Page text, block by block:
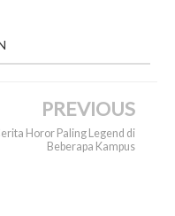
PREVIOUS
Horor Paling Legend di
Beberapa Kampus